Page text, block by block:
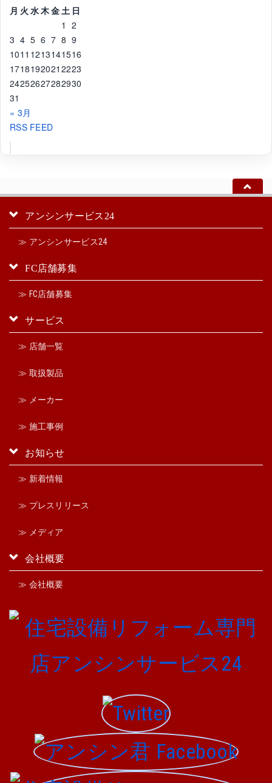
月 火 水木金土 日
1 2
3 4 5 6 7 8 9
1011 1213141516
1718192021 2223
24252627282930
31
« 3月
RSS FEED
アンシンサービス24
≫ アンシンサービス24
FC店舗募集
≫ FC店舗募集
サービス
≫ 店舗一覧
≫ 取扱製品
≫ メーカー
≫ 施工事例
お知らせ
≫ 新着情報
≫ プレスリリース
≫ メディア
会社概要
≫ 会社概要